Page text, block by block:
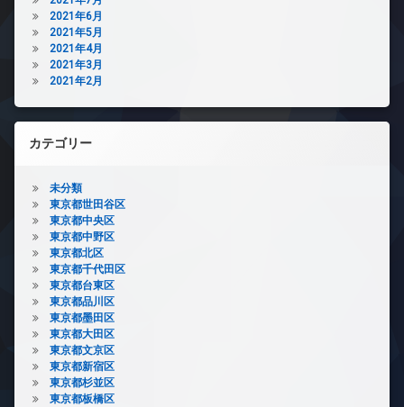
2021年6月
2021年5月
2021年4月
2021年3月
2021年2月
カテゴリー
未分類
東京都世田谷区
東京都中央区
東京都中野区
東京都北区
東京都千代田区
東京都台東区
東京都品川区
東京都墨田区
東京都大田区
東京都文京区
東京都新宿区
東京都杉並区
東京都板橋区